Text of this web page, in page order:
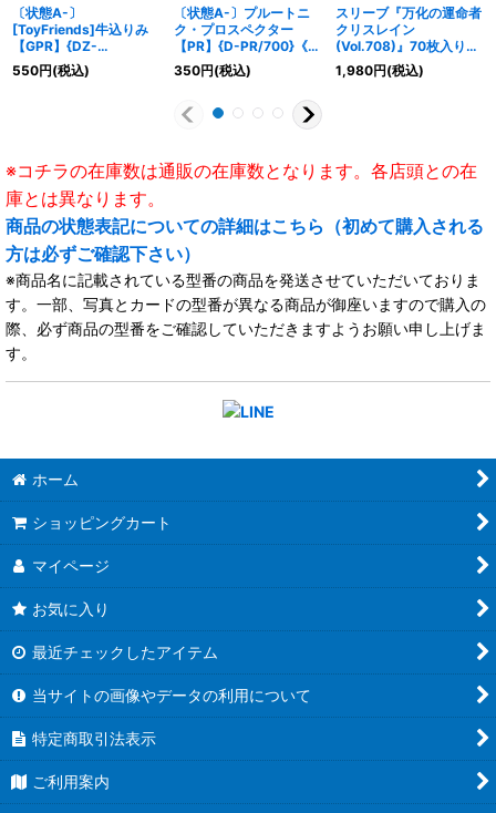
〔状態A-〕
[ToyFriends]牛込りみ
【GPR】{DZ-
TBP01/GPR03}
《BanGDream!》
550円(税込)
〔状態A-〕プルートニ
ク・プロスペクター
【PR】{D-PR/700}《ダ
ークステイツ》
350円(税込)
スリーブ『万化の運命者
クリスレイン
(Vol.708)』70枚入り
【-】{-}《サプライ》
1,980円(税込)
※コチラの在庫数は通販の在庫数となります。各店頭との在
庫とは異なります。
商品の状態表記についての詳細はこちら（初めて購入される
方は必ずご確認下さい）
※商品名に記載されている型番の商品を発送させていただいておりま
す。一部、写真とカードの型番が異なる商品が御座いますので購入の
際、必ず商品の型番をご確認していただきますようお願い申し上げま
す。
ホーム
ショッピングカート
マイページ
お気に入り
最近チェックしたアイテム
当サイトの画像やデータの利用について
特定商取引法表示
ご利用案内